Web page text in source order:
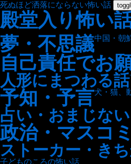
死ぬほど洒落にならない怖い話
殿堂入り怖い
夢・不思議中国・朝
自己責任でお
人形にまつわる話
予知・予言犬・猫、
占い・おまじな
政治・マスコ
ストーカー・き
子どものころの怖い話